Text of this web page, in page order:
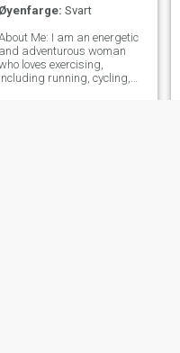
Øyenfarge: Svart
Me: I am an energetic
and adventurous woman
loves exercising,
including running, cycling,